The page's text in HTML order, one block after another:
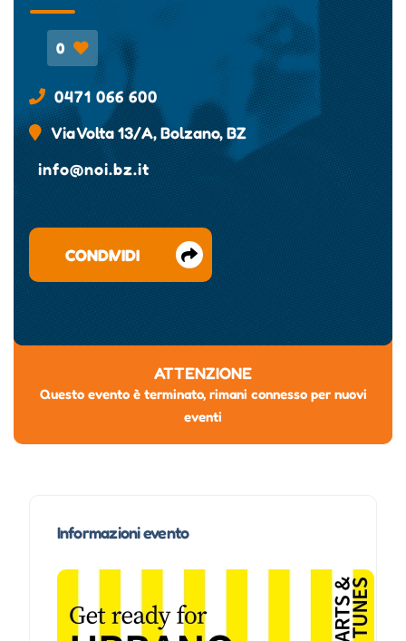
0
0471 066 600
Via Volta 13/A, Bolzano, BZ
info@noi.bz.it
CONDIVIDI
ATTENZIONE
Questo evento è terminato, rimani connesso per nuovi
eventi
Informazioni evento